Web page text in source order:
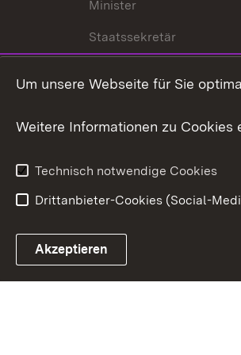
Minister
Staatssekretär
Anfahrt und Kontakt
Link zum Landesportal
Um unsere Webseite für Sie
Weitere Informationen zu Cookies
Technisch notwendige Cookies
Drittanbieter-Cookies (Social-
Akzeptieren